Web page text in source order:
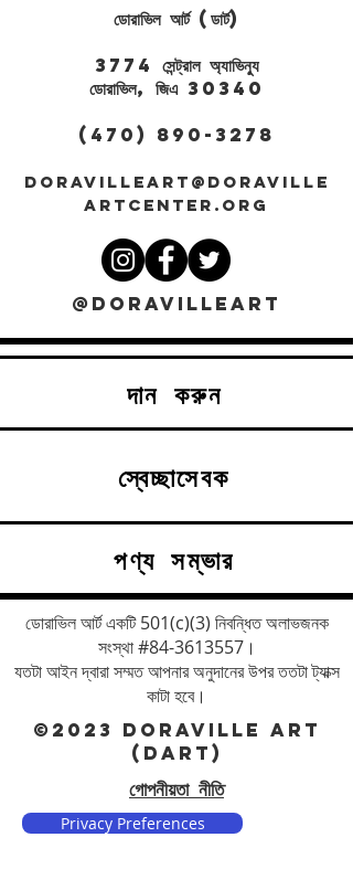
ডোরাভিল আর্ট (ডার্ট)
3774 সেন্ট্রাল অ্যাভিন্যু
ডোরাভিল, জিএ 30340
(470) 890-3278
DORAVILLEART@DORAVILLE
ARTCENTER.ORG
@DORAVILLEART
দান করুন
স্বেচ্ছাসেবক
পণ্য সম্ভার
ডোরাভিল আর্ট একটি 501(c)(3) নিবন্ধিত অলাভজনক
সংস্থা #84-3613557।
যতটা আইন দ্বারা সম্মত আপনার অনুদানের উপর ততটা ট্যাক্স
কাটা হবে।
©2023 DORAVILLE ART
(DART)
গোপনীয়তা নীতি
Privacy Preferences